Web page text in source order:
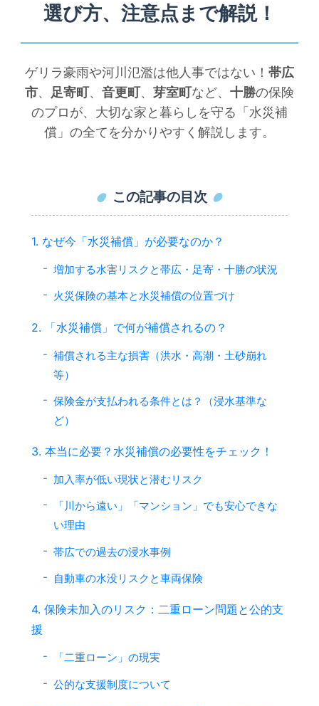
選び方、注意点まで解説！
ゲリラ豪雨や河川氾濫は他人事ではない！ 帯広
市、 足寄町、 音更町、 芽室町など、 十勝の保険
のプロが、大切な家と暮らしを守る「水災補
償」の全てを分かりやすく解説します。
この記事の目次
1. なぜ今「水災補償」が必要なのか？
増加する水害リスクと帯広・足寄・十勝の状況
火災保険の基本と水災補償の位置づけ
2. 「水災補償」で何が補償されるの？
補償される主な損害（洪水・高潮・土砂崩れ
等）
保険金が支払われる条件とは？（浸水基準な
ど）
3. 本当に必要？水災補償の必要性をチェック！
加入率が低い現状と潜むリスク
「川から遠い」「マンション」でも安心できな
い理由
帯広での過去の浸水事例
自動車の水没リスクと車両保険
4. 保険未加入のリスク：二重ローン問題と公的支
援
「二重ローン」の現実
公的な支援制度について